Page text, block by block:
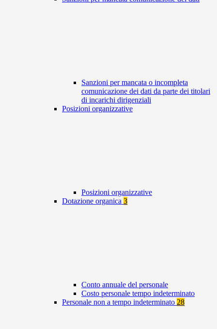
Sanzioni per mancata o incompleta
comunicazione dei dati da parte dei titolari
di incarichi dirigenziali
Posizioni organizzative
Posizioni organizzative
Dotazione organica 3
Conto annuale del personale
Costo personale tempo indeterminato
Personale non a tempo indeterminato 28